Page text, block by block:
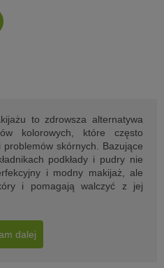
to zdrowsza alternatywa
kolorowych, które często
problemów skórnych. Bazujące
podkłady i pudry nie
i modny makijaż, ale
i pomagają walczyć z jej
dalej